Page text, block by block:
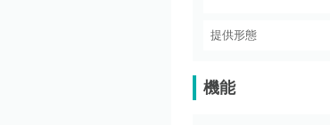
提供形態
機能